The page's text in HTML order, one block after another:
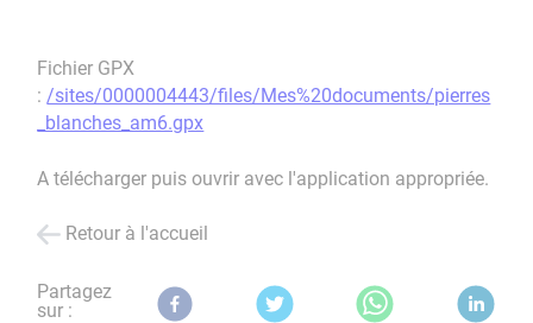
Fichier GPX
:/sites/0000004443/files/Mes%20documents/pierres
_blanches_am6.gpx
A télécharger puis ouvrir avec l'application appropriée.
Retour à l'accueil
Partagez
sur :